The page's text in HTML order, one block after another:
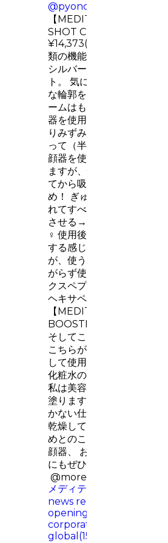
@pyonco_mamex
【MEDITHERAPY】
SHOT CREAM
¥14,373(税込) /50g EMS
類の機能性を持つ美顔器と
シルバー糸*1配合のジェル
ト。 気になるシワや筋肉
な輪郭を目指せます。 と
ームはもちろん美顔器と
器を使用しない日にも使い
りみずみずしい使用感。
って（半顔ずつが乾きに
顔器を使用します。 EMS
ますが、慣れるまで一旦
てから吸引モードをONに
め！ ぎゅっと押し当てる
れてすべりづらくなるので
させる→少し傾けて離すと
‍♀️ 使用後は顔がぽかぽか温
する感じ！ 吸引される美
が、使う度にこれだけ体
がらず使えそうだな〜と思
クスペプチドとして知られ
ヘキサペプチド-8”配合
【MEDITHERAPY】
BOOSTER SERUM
そしてこちらのブースタ
こちらがお気に入り！ 朝
して使用しても良いし、
化粧水のあと美容液として
私は美容液代わりに、化粧
塗ります 肌なじみが良く
かない仕上がりがとても好
乾燥してくすみやすいひじ
めとのこと。 アクティビ
顔器、 お手入れのマンネ
にもぜひおすすめです ✨
@moreme_official
メディテラピー
news report,
opening, advertising,
corporate, economic,
global(1514137) -